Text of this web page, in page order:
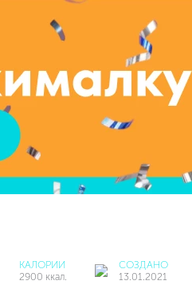
КАЛОРИИ
2900 ккал.
СОЗДАНО
13.01.2021